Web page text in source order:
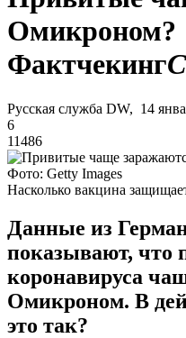
Омикроном?
Фактчекинг
Русская служба DW, 14
6
11486
Фото: Getty Images
Насколько вакцина
Данные из
показывают, что
коронавируса
Омикроном. В
это так?